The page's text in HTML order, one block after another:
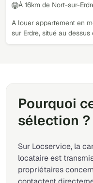
À 16km de Nort-sur-
A louer appartement en
sur Erdre, situé au
Pourquoi
sélection ?
Sur Locservice, la
locataire est
propriétaires